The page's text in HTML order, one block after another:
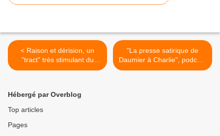
< Raison et dérision, un
"tract" très stimulant du
dessinateur Xavier Gorce
"La presse satirique de
Daumier à Charlie", podcast
>
Hébergé par Overblog
Top articles
Pages